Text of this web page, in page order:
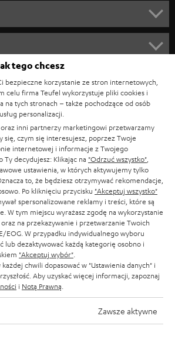
tego chcesz
bezpieczne korzystanie ze stron internetowych,
celu firma Teufel wykorzystuje pliki cookies i
na tych stronach – także pochodzące od osób
personalizacji.
inni partnerzy marketingowi przetwarzamy
się, czym się interesujesz, poprzez Twoje
internetowej i informacje z Twojego
Ty decydujesz: Klikając na "Odrzuć wszystko"
ustawienia, w których aktywujemy tylko
to, że będziesz otrzymywać rekomendacje,
Po kliknięciu przycisku "Akceptuj wszystko"
spersonalizowane reklamy i treści, które są
W tym miejscu wyrażasz zgodę na wykorzystanie
na przekazywanie i przetwarzanie Twoich
EOG. W przypadku indywidualnego wyboru
lub dezaktywować każdą kategorię osobno i
"Akceptuj wybór"
chwili dopasować w "Ustawienia danych" i
Aby uzyskać więcej informacji, zapoznaj
i Notą Prawną
Zawsze aktywne